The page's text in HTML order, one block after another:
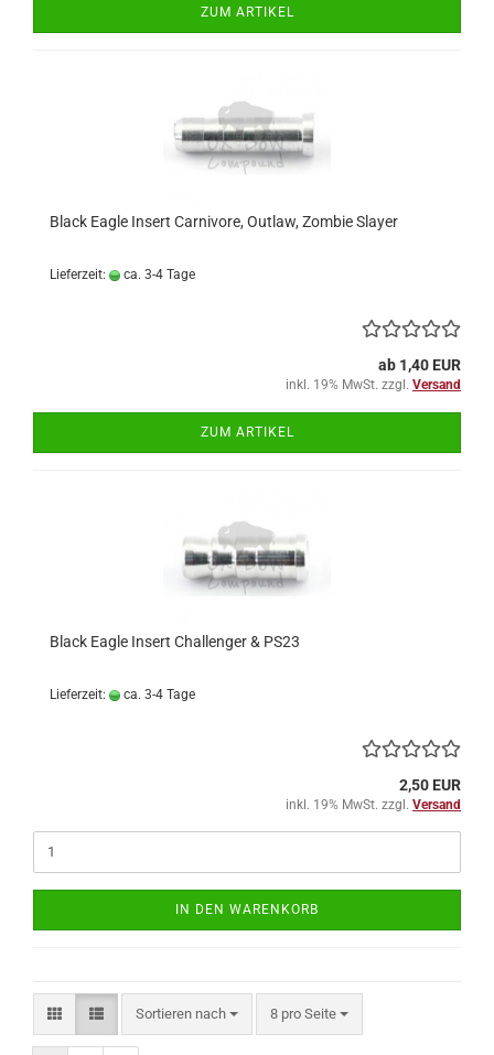
ZUM ARTIKEL
Black Eagle Insert Carnivore, Outlaw, Zombie Slayer
Lieferzeit: ca. 3-4 Tage
ab 1,40 EUR
inkl. 19% MwSt. zzgl. Versand
ZUM ARTIKEL
Black Eagle Insert Challenger & PS23
Lieferzeit: ca. 3-4 Tage
2,50 EUR
inkl. 19% MwSt. zzgl. Versand
IN DEN WARENKORB
Sortieren nach
Sortieren nach 8 pro Seite
pro Seite